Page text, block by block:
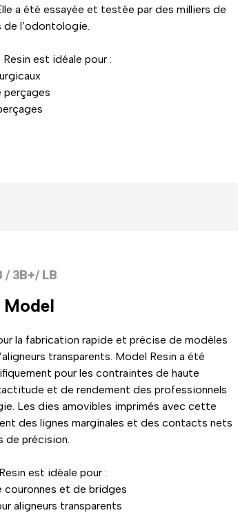
a été essayée et testée par des milliers de
l’odontologie.
est idéale pour :
perçages
/ 3B+/ LB
Model
la fabrication rapide et précise de modèles
transparents. Model Resin a été
pour les contraintes de haute
et de rendement des professionnels
Les dies amovibles imprimés avec cette
des lignes marginales et des contacts nets
de précision.
est idéale pour :
couronnes et de bridges
aligneurs transparents